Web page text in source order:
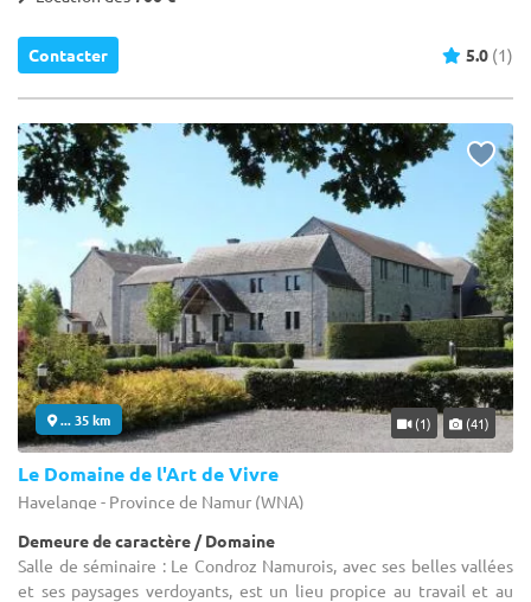
Contacter 5.0 (1)
... 35 km (1) (41)
Le Domaine de l'Art de Vivre
Havelange - Province de Namur (WNA)
Demeure de caractère / Domaine
Salle de séminaire : Le Condroz Namurois, avec ses belles vallées
et ses paysages verdoyants, est un lieu propice au travail et au